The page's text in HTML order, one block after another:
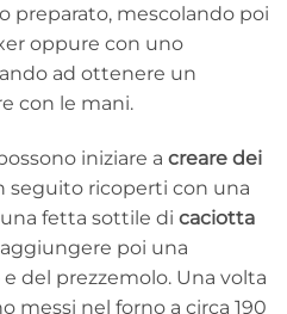
preparato, mescolando poi
oppure con uno
ad ottenere un
con le mani.
iniziare a creare dei
seguito ricoperti con una
fetta sottile di caciotta
aggiungere poi una
del prezzemolo. Una volta
messi nel forno a circa 190